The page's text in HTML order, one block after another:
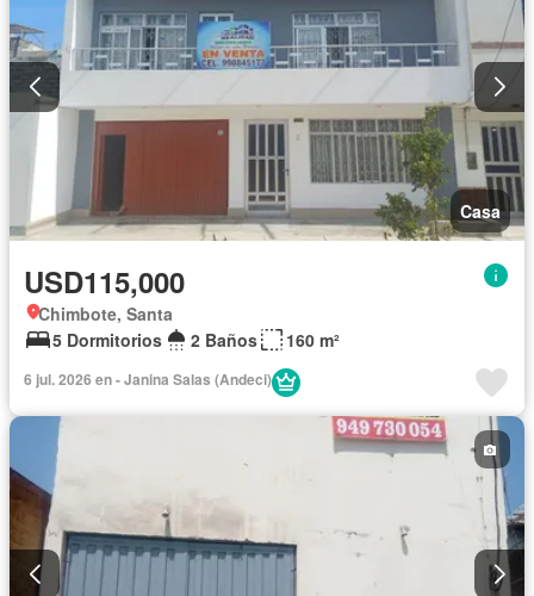
Casa
USD115,000
Chimbote, Santa
5 Dormitorios
2 Baños 160 m²
6 jul. 2026 en - Janina Salas (Andeci)